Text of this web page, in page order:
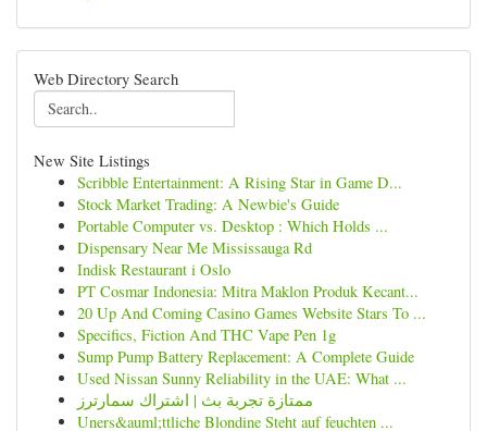
Web Directory Search
New Site Listings
Scribble Entertainment: A Rising Star in Game D...
Stock Market Trading: A Newbie's Guide
Portable Computer vs. Desktop : Which Holds ...
Dispensary Near Me Mississauga Rd
Indisk Restaurant i Oslo
PT Cosmar Indonesia: Mitra Maklon Produk Kecant...
20 Up And Coming Casino Games Website Stars To ...
Specifics, Fiction And THC Vape Pen 1g
Sump Pump Battery Replacement: A Complete Guide
Used Nissan Sunny Reliability in the UAE: What ...
ممتازة تجربة بث | اشتراك سمارترز
Uners&auml;ttliche Blondine Steht auf feuchten ...